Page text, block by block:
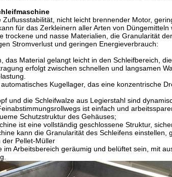
Zuflussstabilität, nicht leicht brennender Motor,
für das Zerkleinern aller Arten von
trockene und nasse Materialien, die Granularität
Stromverlust und geringen Energieverbrauch:
das Material gelangt leicht in den Schleifbereich,
erfolgt zwischen schnellen und langsamen
Kugellager, das eine konzentrische
und die Schleifwalze aus Legierstahl sind
ist einfach und
Schutzstruktur des Gehäuses;
ist eine vollständig geschlossene Struktur,
kann die Granularität des Schleifens einstellen,
der Pellet-Müller
im Arbeitsbereich geräumig und belüftet sein, mit